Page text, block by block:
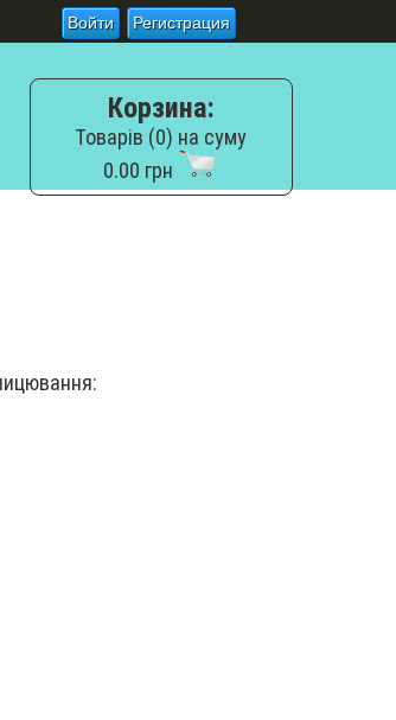
Войти Регистрация
Корзина:
Товарів (0) на суму
0.00 грн